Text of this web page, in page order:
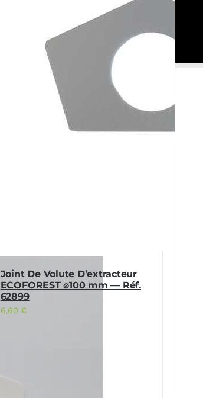
Joint De Volute D’extracteur
ECOFOREST ⌀100 mm — Réf.
62899
6,60 €